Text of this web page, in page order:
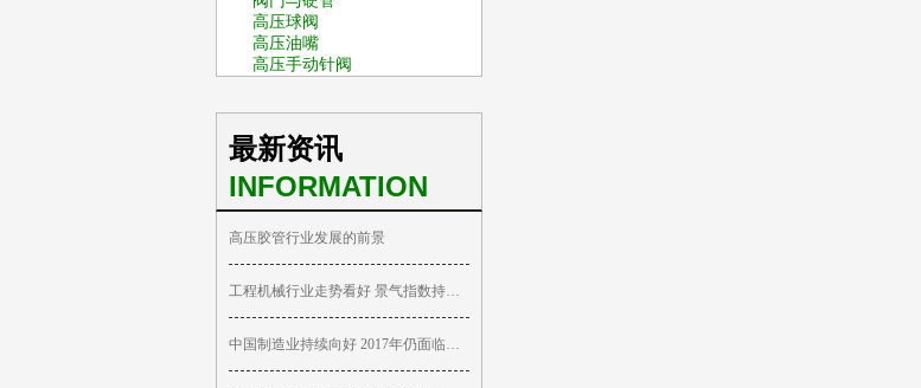
高压球阀
高压油嘴
高压手动针阀
最新资讯
INFORMATION
高压胶管行业发展的前景
工程机械行业走势看好 景气指数持续回升
中国制造业持续向好 2017年仍面临重重挑战